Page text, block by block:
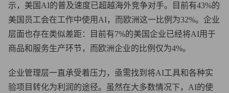
示，美国AI的普及速度已超越海外竞争对手。目前有43%的
美国员工会在工作中使用AI，而欧洲这一比例为32%。企业
层面也存在类似差距：目前有7%的美国企业已经将AI用于
商品和服务生产环节，而欧洲企业的比例仅为4%。
企业管理层一直承受着压力，亟需找到将AI工具和各种实
验项目转化为利润的途径。虽然在大多数情况下，AI的使